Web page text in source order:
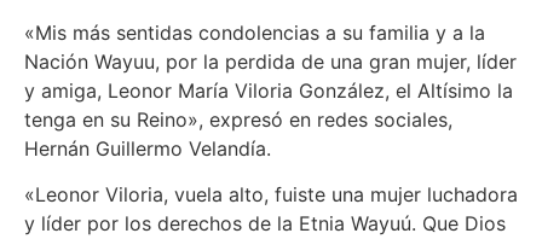
«Mis más sentidas condolencias a su familia y a la
Nación Wayuu, por la perdida de una gran mujer, líder
y amiga, Leonor María Viloria González, el Altísimo la
tenga en su Reino», expresó en redes sociales,
Hernán Guillermo Velandía.
«Leonor Viloria, vuela alto, fuiste una mujer luchadora
y líder por los derechos de la Etnia Wayuú. Que Dios